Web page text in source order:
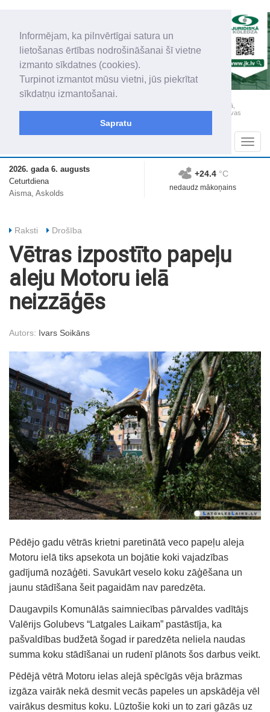
Informējam, ka pilnvērtīgai satura un
lietošanas ērtības nodrošināšanai šī vietne
izmanto sīkdatnes (cookies).
Turpinot izmantot mūsu vietni, jūs piekrītat
sīkdatņu izmantošanai.
Sapratu
„Latgales Laiks” iznāk latviešu un krievu valodās visā Dienvidlatgalē un Sēlijā,
„Latgales Laiks” latviešu valodā aptver Daugavpils valstspilsētu, Augšdaugavas
novadu un apkārtējos novadus un pilsētas.
2026. gada 6. augusts
Ceturtdiena
Aisma, Askolds
+24.4 °C
nedaudz mākoņains
Raksti Drošība
Vētras izpostīto papeļu
aleju Motoru ielā
neizzāģēs
Autors: Ivars Soikāns
Pēdējo gadu vētrās krietni paretinātā veco papeļu aleja
Motoru ielā tiks apsekota un bojātie koki vajadzības
gadījumā nozāģēti. Savukārt veselo koku zāģēšana un
jaunu stādīšana šeit pagaidām nav paredzēta.
Daugavpils Komunālās saimniecības pārvaldes vadītājs
Valērijs Golubevs “Latgales Laikam” pastāstīja, ka
pašvaldības budžetā šogad ir paredzēta neliela naudas
summa koku stādīšanai un rudenī plānots šos darbus veikt.
Pēdējā vētrā Motoru ielas alejā spēcīgās vēja brāzmas
izgāza vairāk nekā desmit vecās papeles un apskādēja vēl
vairākus desmitus koku. Lūztošie koki un to zari gāzās uz